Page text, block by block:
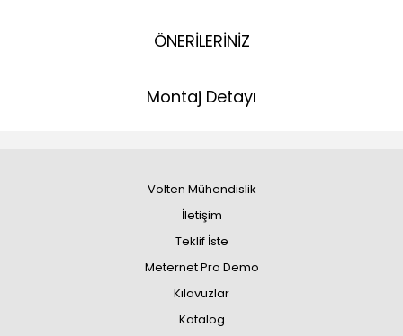
ÖNERİLERİNİZ
Montaj Detayı
Volten Mühendislik
İletişim
Teklif İste
Meternet Pro Demo
Kılavuzlar
Katalog